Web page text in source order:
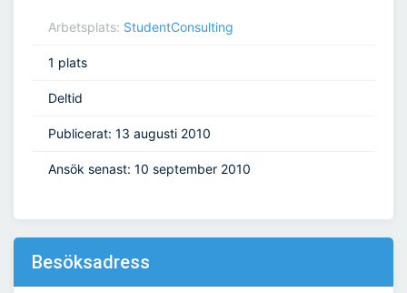
Arbetsplats: StudentConsulting
1 plats
Deltid
Publicerat: 13 augusti 2010
Ansök senast: 10 september 2010
Besöksadress